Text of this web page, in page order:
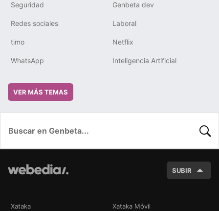
Seguridad Genbeta dev
Redes sociales Laboral
timo Netflix
WhatsApp Inteligencia Artificial
VER MÁS TEMAS
SUBIR
Xataka Xataka Móvil